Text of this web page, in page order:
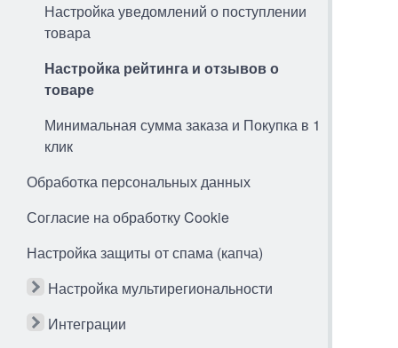
Настройка уведомлений о поступлении
товара
Настройка рейтинга и отзывов о
товаре
Минимальная сумма заказа и Покупка в 1
клик
Обработка персональных данных
Согласие на обработку Cookie
Настройка защиты от спама (капча)
Настройка мультирегиональности
Интеграции